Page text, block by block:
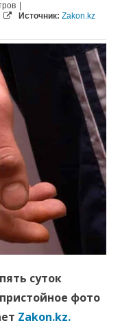
Источник: Zakon.kz
суток
фото
Zakon.kz.